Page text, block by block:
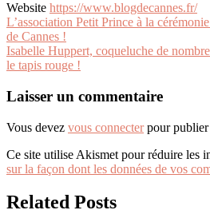
Website https://www.blogdecannes.fr/
Navigation
de
l’article
L’association Petit Prince à la
de Cannes !
Isabelle Huppert, coqueluche de
le tapis rouge !
Laisser un commentaire
Vous devez vous connecterpour publier
Ce site utilise Akismet pour réduire les
sur la façon dont les données de vos
Related Posts